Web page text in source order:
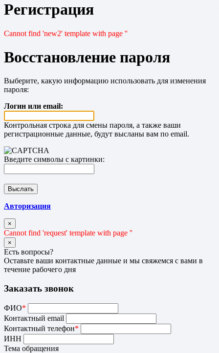
Регистрация
Cannot find 'new2' template with page ''
Восстановление пароля
Выберите, какую информацию использовать для изменения
пароля:
Логин или email:
Контрольная строка для смены пароля, а также ваши
регистрационные данные, будут высланы вам по email.
Введите символы с картинки:
Авторизация
×
Cannot find 'request' template with page ''
×
Есть вопросы?
Оставьте ваши контактные данные и мы свяжемся с вами в
течение рабочего дня
Заказать звонок
ФИО*
Контактный email
Контактный телефон*
ИНН
Тема обращения